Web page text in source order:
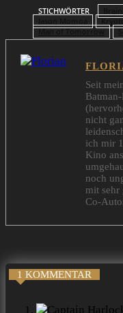
STICHWÖRTER
Man of Tomorrow
Seit
nicht
ich mir
Kino
noch
mit sehr
Co-
1 KOMMENTAR